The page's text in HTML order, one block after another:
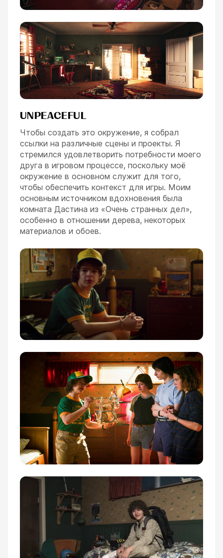
UNPEACEFUL
Чтобы создать это окружение, я собрал
ссылки на различные сцены и проекты. Я
стремился удовлетворить потребности моего
друга в игровом процессе, поскольку моё
окружение в основном служит для того,
чтобы обеспечить контекст для игры. Моим
основным источником вдохновения была
комната Дастина из «Очень странных дел»,
особенно в отношении дерева, некоторых
материалов и обоев.